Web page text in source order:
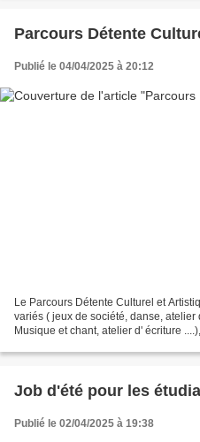
Parcours Détente
Publié le 04/04/2025 à 20:12
Le Parcours Détente Culturel et
variés ( jeux de société, danse,
Musique et chant, atelier d' écriture
Job d'été pour les
Publié le 02/04/2025 à 19:38